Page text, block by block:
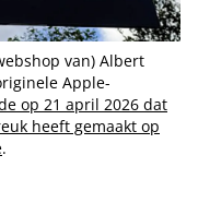
van) Albert
Apple-
op 21 april 2026 dat
heeft gemaakt op
.